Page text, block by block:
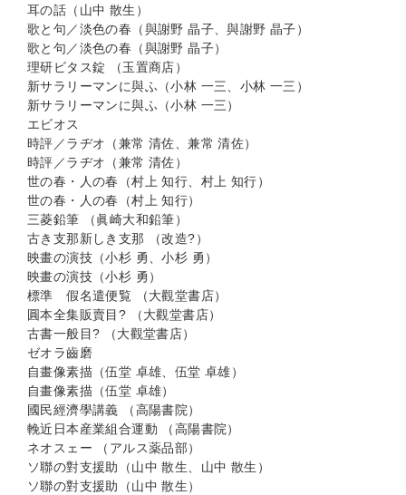
耳の話（山中 散生）
歌と句／淡色の春（與謝野 晶子、與謝野 晶子）
歌と句／淡色の春（與謝野 晶子）
理研ビタス錠 （玉置商店）
新サラリーマンに與ふ（小林 一三、小林 一三）
新サラリーマンに與ふ（小林 一三）
エビオス
時評／ラヂオ（兼常 清佐、兼常 清佐）
時評／ラヂオ（兼常 清佐）
世の春・人の春（村上 知行、村上 知行）
世の春・人の春（村上 知行）
三菱鉛筆 （眞崎大和鉛筆）
古き支那新しき支那 （改造?）
映畫の演技（小杉 勇、小杉 勇）
映畫の演技（小杉 勇）
標準 假名遣便覧 （大觀堂書店）
圓本全集販賣目? （大觀堂書店）
古書一般目? （大觀堂書店）
ゼオラ齒磨
自畫像素描（伍堂 卓雄、伍堂 卓雄）
自畫像素描（伍堂 卓雄）
國民經濟學講義 （高陽書院）
輓近日本産業組合運動 （高陽書院）
ネオスェー （アルス薬品部）
ソ聯の對支援助（山中 散生、山中 散生）
ソ聯の對支援助（山中 散生）